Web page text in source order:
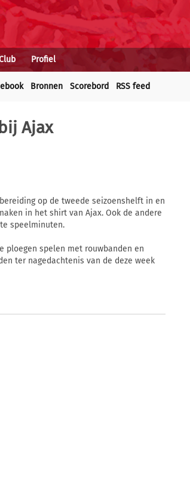
Profiel
Bronnen Scorebord RSS feed
Ajax
op de tweede seizoenshelft in en
in het shirt van Ajax. Ook de andere
speelminuten.
ploegen spelen met rouwbanden en
ter nagedachtenis van de deze week